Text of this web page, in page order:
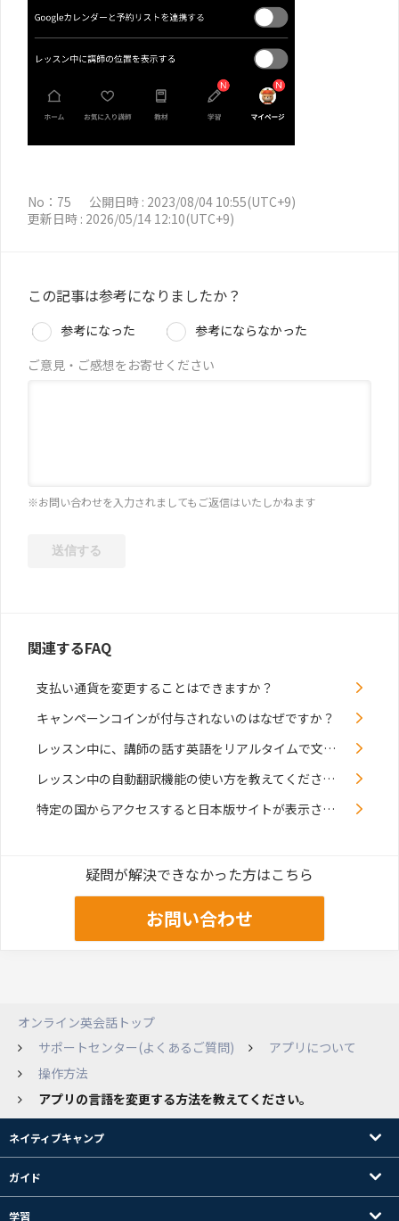
No：75
公開日時 : 2023/08/04 10:55(UTC+9)
更新日時 : 2026/05/14 12:10(UTC+9)
この記事は参考になりましたか？
参考になった
参考にならなかった
ご意見・ご感想をお寄せください
※お問い合わせを入力されましてもご返信はいたしかねます
関連するFAQ
支払い通貨を変更することはできますか？
キャンペーンコインが付与されないのはなぜですか？
レッスン中に、講師の話す英語をリアルタイムで文字起こしし、日本語に翻訳して字幕表示することはできます...
レッスン中の自動翻訳機能の使い方を教えてください。
特定の国からアクセスすると日本版サイトが表示されません
疑問が解決できなかった方はこちら
お問い合わせ
オンライン英会話トップ
サポートセンター(よくあるご質問)
アプリについて
操作方法
アプリの言語を変更する方法を教えてください。
ネイティブキャンプ
ガイド
学習